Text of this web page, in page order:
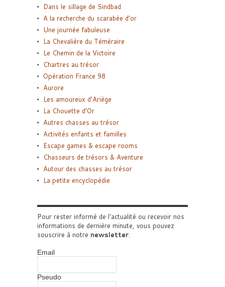
Dans le sillage de Sindbad
A la recherche du scarabée d’or
Une journée fabuleuse
La Chevalière du Téméraire
Le Chemin de la Victoire
Chartres au trésor
Opération France 98
Aurore
Les amoureux d’Ariège
La Chouette d’Or
Autres chasses au trésor
Activités enfants et familles
Escape games & escape rooms
Chasseurs de trésors & Aventure
Autour des chasses au trésor
La petite encyclopédie
Pour rester informé de l'actualité ou recevoir nos
informations de dernière minute, vous pouvez
souscrire à notre newsletter
Email
Pseudo